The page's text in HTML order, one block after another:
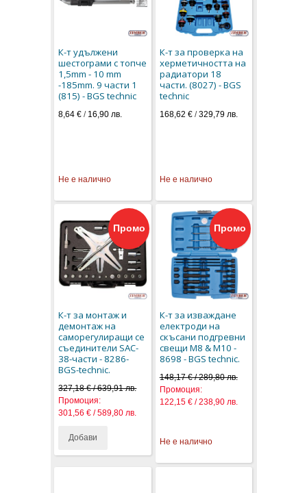
К-т удължени
шестограми с топче
1,5mm - 10 mm
-185mm. 9 части 1
(815) - BGS technic
8,64 € / 16,90 лв.
Не е налично
К-т за проверка на
херметичността на
радиатори 18
части. (8027) - BGS
technic
168,62 €/329,79 лв.
Не е налично
Промо
К-т за монтаж и
демонтаж на
саморегулиращи се
съединители SAC-
38-части - 8286-
BGS-technic.
327,18 € / 639,91 лв.
Промоция:
301,56 € / 589,80 лв.
Добави
Промо
К-т за изваждане
електроди на
скъсани подгревни
свещи M8 & M10 -
8698 - BGS technic.
148,17 € / 289,80 лв.
Промоция:
122,15 € / 238,90 лв.
Не е налично